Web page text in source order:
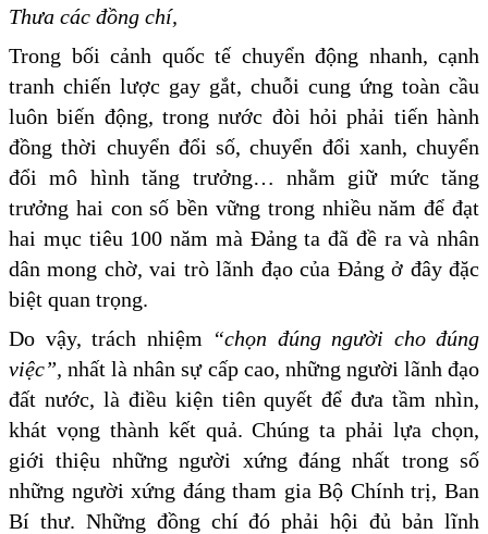
Thưa các đồng chí,
Trong bối cảnh quốc tế chuyển động nhanh, cạnh
tranh chiến lược gay gắt, chuỗi cung ứng toàn cầu
luôn biến động, trong nước đòi hỏi phải tiến hành
đồng thời chuyển đổi số, chuyển đổi xanh, chuyển
đổi mô hình tăng trưởng… nhằm giữ mức tăng
trưởng hai con số bền vững trong nhiều năm để đạt
hai mục tiêu 100 năm mà Đảng ta đã đề ra và nhân
dân mong chờ, vai trò lãnh đạo của Đảng ở đây đặc
biệt quan trọng.
Do vậy, trách nhiệm
“chọn đúng người cho đúng
việc”, nhất là nhân sự cấp cao, những người lãnh đạo
đất nước, là điều kiện tiên quyết để đưa tầm nhìn,
khát vọng thành kết quả. Chúng ta phải lựa chọn,
giới thiệu những người xứng đáng nhất trong số
những người xứng đáng tham gia Bộ Chính trị, Ban
Bí thư. Những đồng chí đó phải hội đủ bản lĩnh